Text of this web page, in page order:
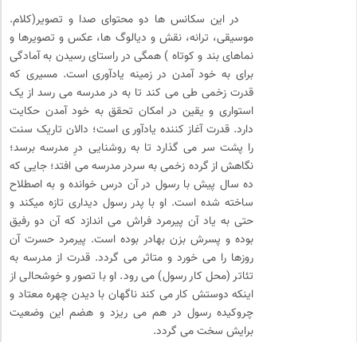
در این سکانس ها دو محتوای صدا و تصویر(کلام.
موسیقی، ترانه، نقش و دیالوگ ها، عکس و تصویرها و
نماهای بند و کوتاه ) همگی در راستای رسیدن به آمادگی
برای به خود آمدن در زمینه یادآوری است. مسیری که
قدرت زخمی طی می کند تا به در مدرسه می رسد از یک
استواری و یقین در امکان تحقق به خود آمدن حکایت
دارد. قدرت آغاز کننده یادآور ی است؛ دالان تاریک سنت
را پشت سر می گذارد تا به روشنایی درِ مدرسه برسد؛
نگاهش از گرده زخمی به سردر مدرسه می افتد؛ جایی که
ده سال پیش با رسول در آن درس خوانده و به اصطلاح
ساخته شده است. او با پدر رسول دیداری تازه میکند و
حتی به یاد آن پیرمرد فراش می اندازد که آن دو رفیق
بوده و پسرش بزن بهادر بوده است. پیرمرد حسرت آن
روزها را می خورد و متاثر می گردد. قدرت از مدرسه به
تئاتر (محل کار رسول) می رود. او با تصور و خوشحالی از
اینکه دوستش کار می کند ناگهان با دیدن چهره معتاد و
چروکیده رسول در هم می ریزد و هضم این وضعیت
برایش سخت می گردد.